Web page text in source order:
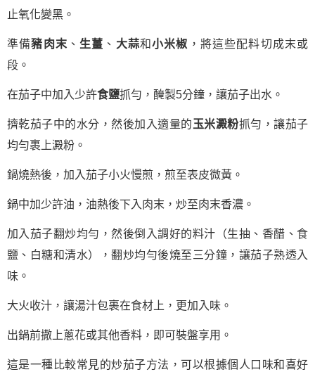
止氧化變黑。
準備豬肉末 、 生薑 、 大蒜和小米椒 ，將這些配料切成末或
段。
在茄子中加入少許食鹽抓勻，醃製5分鐘，讓茄子出水。
擠乾茄子中的水分，然後加入適量的 玉米澱粉抓勻，讓茄子
均勻裹上澱粉。
鍋燒熱後，加入茄子小火慢煎，煎至表皮微黃。
鍋中加少許油，油熱後下入肉末，炒至肉末香濃。
加入茄子翻炒均勻，然後倒入調好的料汁（生抽、香醋、食
鹽、白糖和清水），翻炒均勻後燒至三分鐘，讓茄子熟透入
味。
大火收汁，讓湯汁包裹在食材上，更加入味。
出鍋前撒上蔥花或其他香料，即可裝盤享用。
這是一種比較常見的炒茄子方法，可以根據個人口味和喜好